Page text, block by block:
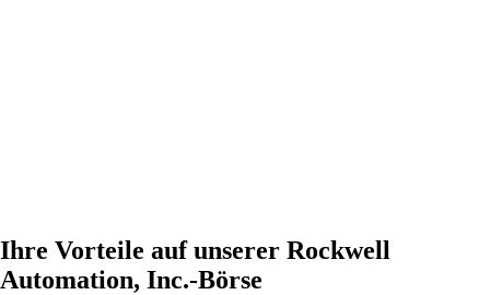
Ihre Vorteile auf unserer Rockwell
Automation, Inc.-Börse